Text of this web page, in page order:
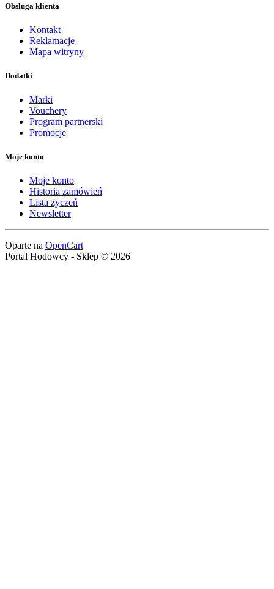
Obsługa klienta
Kontakt
Reklamacje
Mapa witryny
Dodatki
Marki
Vouchery
Program partnerski
Promocje
Moje konto
Moje konto
Historia zamówień
Lista życzeń
Newsletter
Oparte na OpenCart
Portal Hodowcy - Sklep © 2026